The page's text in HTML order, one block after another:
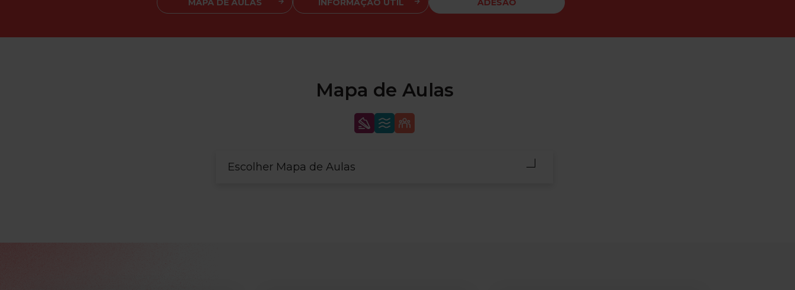
MAPA DE AULAS INFORMAÇÃO ÚTIL ADESÃO
Mapa de Aulas
Escolher Mapa de Aulas